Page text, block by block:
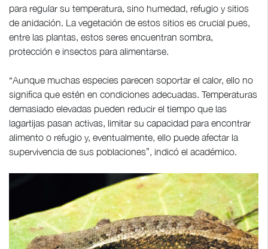
para regular su temperatura, sino humedad, refugio y sitios
de anidación. La vegetación de estos sitios es crucial pues,
entre las plantas, estos seres encuentran sombra,
protección e insectos para alimentarse.
“Aunque muchas especies parecen soportar el calor, ello no
significa que estén en condiciones adecuadas. Temperaturas
demasiado elevadas pueden reducir el tiempo que las
lagartijas pasan activas, limitar su capacidad para encontrar
alimento o refugio y, eventualmente, ello puede afectar la
supervivencia de sus poblaciones”, indicó el académico.